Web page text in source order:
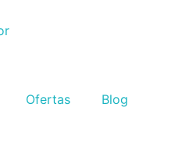
Ofertas Blog